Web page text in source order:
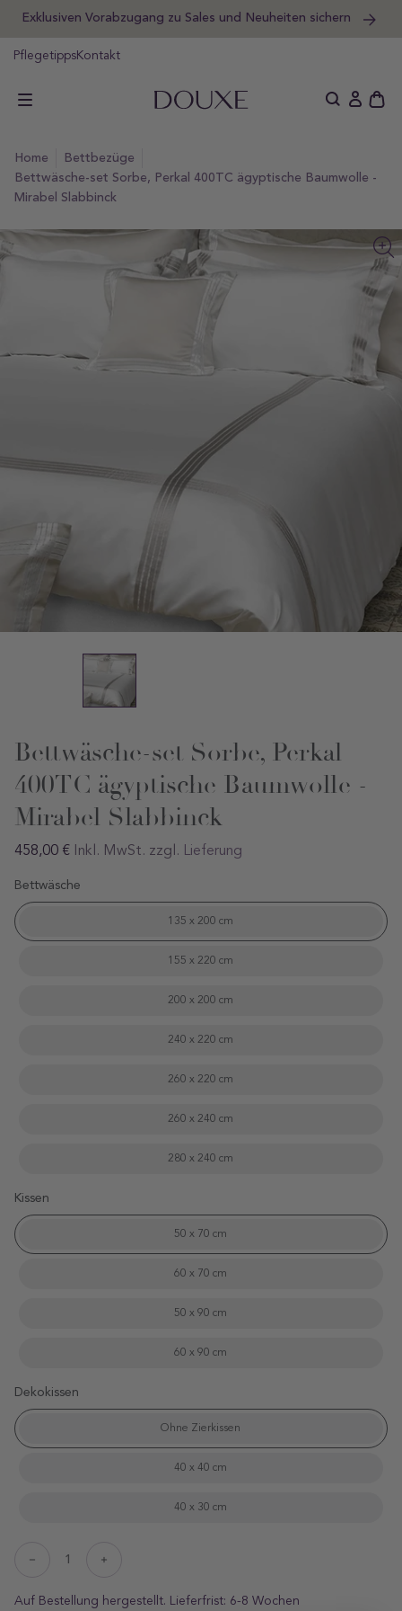
Exklusiven Vorabzugang zu Sales und Neuheiten sichern
PflegetippsKontakt DOUXE DE
home
bettbezüge
Bettwäsche-set Sorbe, Perkal 400TC ägyptische Baumwolle -
Mirabel Slabbinck
Bettwäsche-set Sorbe, Perkal
400TC ägyptische Baumwolle -
Mirabel Slabbinck
Regular
458,00 € Inkl. MwSt. zzgl. Lieferung
Bettwäsche
135 x 200 cm
155 x 220 cm
200 x 200 cm
240 x 220 cm
260 x 220 cm
260 x 240 cm
280 x 240 cm
Kissen
50 x 70 cm
60 x 70 cm
50 x 90 cm
60 x 90 cm
Dekokissen
Ohne Zierkissen
40 x 40 cm
40 x 30 cm
Decrease
for
ProductDrop
Increase
for
ProductDrop
Auf Bestellung hergestellt. Lieferfrist: 6-8 Wochen